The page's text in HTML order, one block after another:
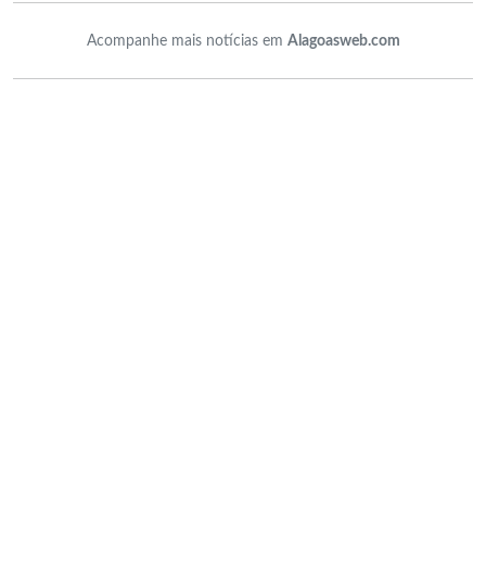
Acompanhe mais notícias em Alagoasweb.com